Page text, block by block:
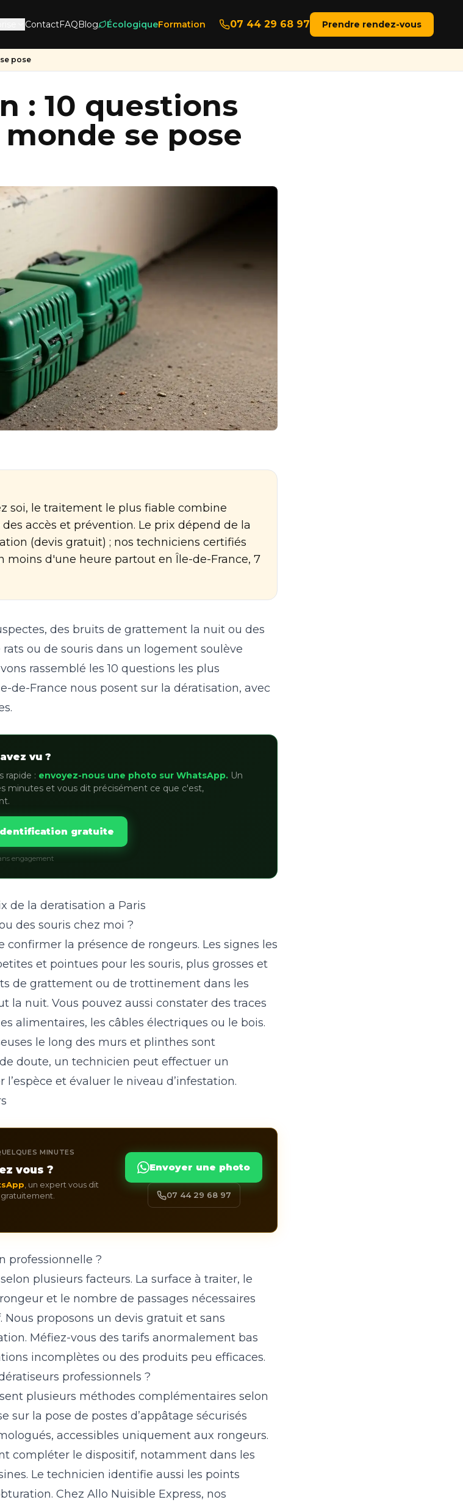
ContactFAQBlog ÉcologiqueFormation 07 44 29 68 97 Prendre rendez-vous
pose
: 10 questions
se pose
soi, le traitement le plus fiable combine
accès et prévention. Le prix dépend de la
(devis gratuit) ; nos techniciens certifiés
d'une heure partout en Île-de-France, 7
des bruits de grattement la nuit ou des
ou de souris dans un logement soulève
rassemblé les 10 questions les plus
de-France nous posent sur la dératisation, avec
vu ?
rapide : envoyez-nous une photo sur WhatsApp. Un
minutes et vous dit précisément ce que c'est,
gratuite
engagement
de la deratisation a Paris
des souris chez moi ?
la présence de rongeurs. Les signes les
et pointues pour les souris, plus grosses et
de grattement ou de trottinement dans les
la nuit. Vous pouvez aussi constater des traces
alimentaires, les câbles électriques ou le bois.
le long des murs et plinthes sont
doute, un technicien peut effectuer un
et évaluer le niveau d’infestation.
MINUTES
vous ?
, un expert vous dit
Envoyer une photo
07 44 29 68 97
professionnelle ?
plusieurs facteurs. La surface à traiter, le
et le nombre de passages nécessaires
proposons un devis gratuit et sans
Méfiez-vous des tarifs anormalement bas
incomplètes ou des produits peu efficaces.
professionnels ?
plusieurs méthodes complémentaires selon
sur la pose de postes d’appâtage sécurisés
accessibles uniquement aux rongeurs.
compléter le dispositif, notamment dans les
Le technicien identifie aussi les points
Chez Allo Nuisible Express, nos